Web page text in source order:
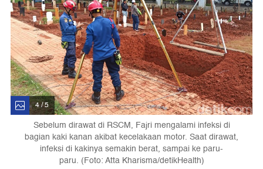
4 / 5
Sebelum dirawat di RSCM, Fajri mengalami infeksi di
bagian kaki kanan akibat kecelakaan motor. Saat dirawat,
infeksi di kakinya semakin berat, sampai ke paru-
paru. (Foto: Atta Kharisma/detikHealth)